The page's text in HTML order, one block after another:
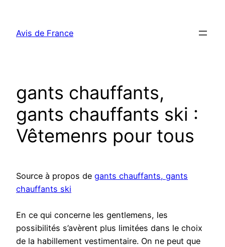
contenu
Avis de France
gants chauffants,
gants chauffants ski :
Vêtemenrs pour tous
Source à propos de gants chauffants, gants
chauffants ski
En ce qui concerne les gentlemens, les
possibilités s’avèrent plus limitées dans le choix
de la habillement vestimentaire. On ne peut que